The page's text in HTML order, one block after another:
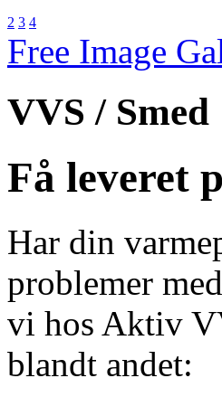
2 3 4
Free Image
VVS / Smed
Få leveret
Har din
problemer
vi hos Aktiv
blandt andet: